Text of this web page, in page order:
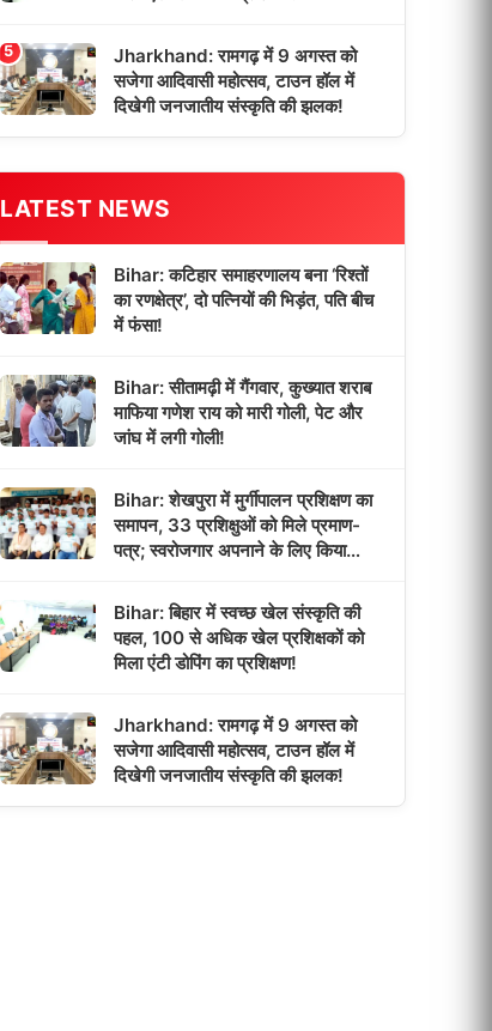
5
Jharkhand: रामगढ़ में 9 अगस्त को
सजेगा आदिवासी महोत्सव, टाउन हॉल में
दिखेगी जनजातीय संस्कृति की झलक!
LATEST NEWS
Bihar: कटिहार समाहरणालय बना ‘रिश्तों
का रणक्षेत्र’, दो पत्नियों की भिड़ंत, पति बीच
में फंसा!
Bihar: सीतामढ़ी में गैंगवार, कुख्यात शराब
माफिया गणेश राय को मारी गोली, पेट और
जांघ में लगी गोली!
Bihar: शेखपुरा में मुर्गीपालन प्रशिक्षण का
समापन, 33 प्रशिक्षुओं को मिले प्रमाण-
पत्र; स्वरोजगार अपनाने के लिए किया
Bihar: बिहार में स्वच्छ खेल संस्कृति की
पहल, 100 से अधिक खेल प्रशिक्षकों को
मिला एंटी डोपिंग का प्रशिक्षण!
Jharkhand: रामगढ़ में 9 अगस्त को
सजेगा आदिवासी महोत्सव, टाउन हॉल में
दिखेगी जनजातीय संस्कृति की झलक!